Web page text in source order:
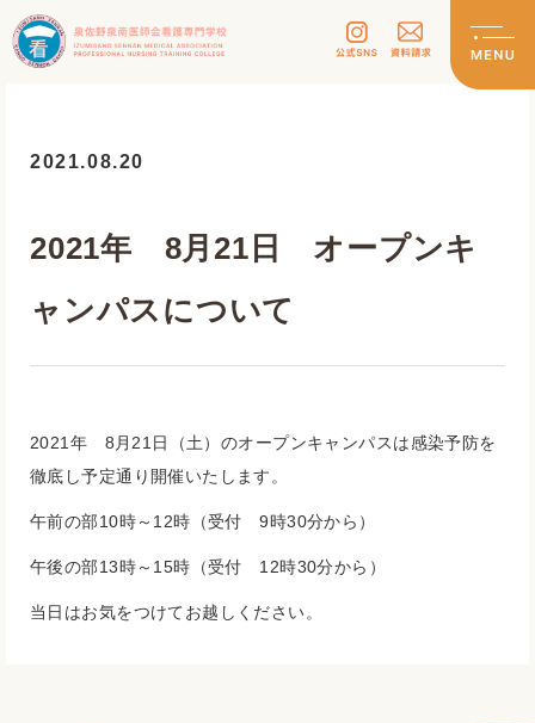
2021.08.20
2021年 8月21日 オープンキ
ャンパスについて
2021年 8月21日（土）のオープンキャンパスは感染予防を
徹底し予定通り開催いたします。
午前の部10時～12時（受付 9時30分から）
午後の部13時～15時（受付 12時30分から）
当日はお気をつけてお越しください。